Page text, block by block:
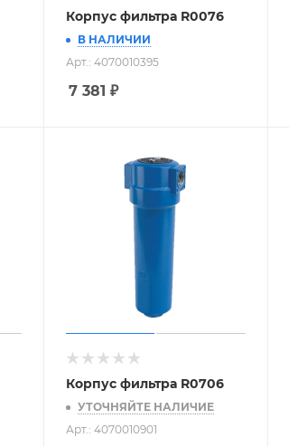
Корпус фильтра R0076
В НАЛИЧИИ
Арт.: 4070010395
7 381 ₽
Корпус фильтра R0706
УТОЧНЯЙТЕ НАЛИЧИЕ
Арт.: 4070010901